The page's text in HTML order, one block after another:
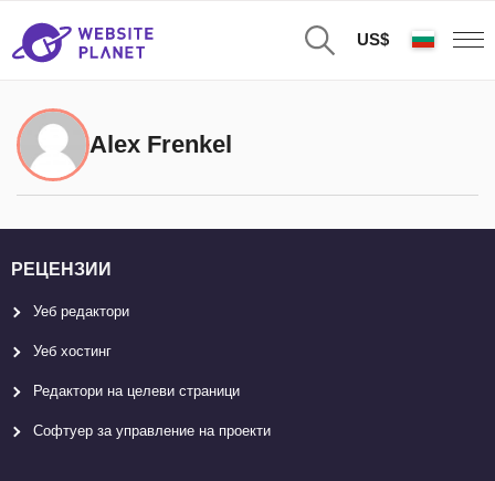
US$
Alex Frenkel
РЕЦЕНЗИИ
Уеб редактори
Уеб хостинг
Редактори на целеви страници
Софтуер за управление на проекти